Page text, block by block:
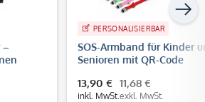
–
PERSONALISIERBAR
SOS-Armband für Kinder
Senioren mit QR-Code
13,90 €
inkl. MwSt.
11,68 €
exkl. MwSt.